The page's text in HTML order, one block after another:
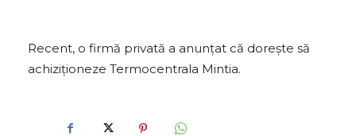
Recent, o firmă privată a anunţat că doreşte să
achiziţioneze Termocentrala Mintia.